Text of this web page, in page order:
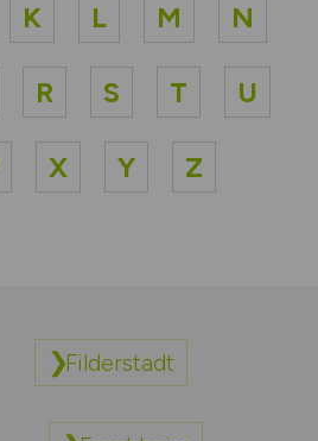
K L M N
R S T U
X Y Z
Filderstadt